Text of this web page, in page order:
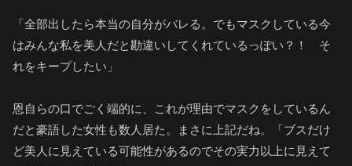
「全部出したら本当の自分がバレる。でもマスクしている今
はみんな私を美人だと勘違いしてくれているっぽい？！ そ
れをキープしたい」
恩自らの口でごく端的に、これが理由でマスクをしているん
だと豪語した女性も数人居た。まさに上記だね。「ブスだけ
ど美人に見えている可能性があるのでその実力以上に見えて